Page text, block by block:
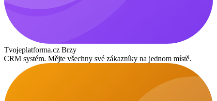
Tvojeplatforma.cz Brzy
CRM systém. Mějte všechny své zákazníky na jednom místě.